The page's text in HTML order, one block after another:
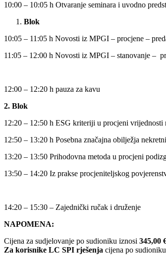
10:00 – 10:05 h Otvaranje seminara i uvodno
Blok
10:05 – 11:05 h Novosti iz MPGI – procjene –
11:05 – 12:00 h Novosti iz MPGI – stanovanje –
12:00 – 12:20 h pauza za kavu
2. Blok
12:20 – 12:50 h ESG kriteriji u procjeni vrijednosti
12:50 – 13:20 h Posebna značajna obilježja
13:20 – 13:50 Prihodovna metoda u procjeni
13:50 – 14:20 Iz prakse procjeniteljskog
14:20 – 15:30 – Zajednički ručak i druženje
NAPOMENA:
Cijena za sudjelovanje po sudioniku iznosi 345,00
Za korisnike LC SPI rješenja cijena po